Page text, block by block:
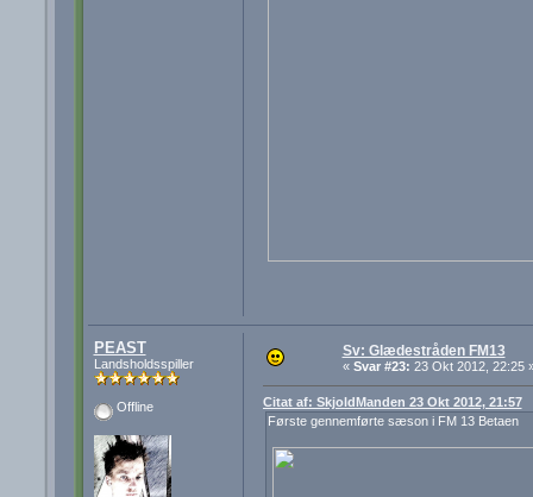
PEAST
Landsholdsspiller
Offline
Sv: Glædestråden FM13
« Svar #23: 23 Okt 2012, 22:25
Citat af: SkjoldManden 23 Okt 2012, 21:57
Første gennemførte sæson i FM 13 Betaen